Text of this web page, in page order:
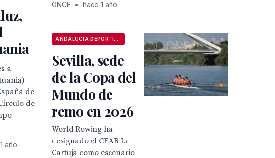
a
de
de
año
ONCE • hace 1 año
Sevilla, sede
de la Copa del
Mundo de
remo en 2026
World Rowing ha
designado el CEAR La
Cartuja como escenario